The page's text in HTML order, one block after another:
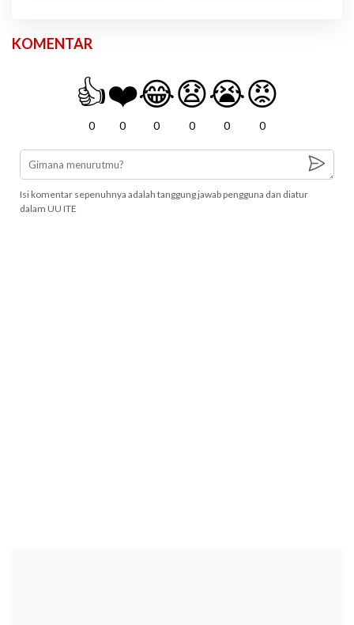
KOMENTAR
👍
0
❤️
0
😂
0
😧
0
😭
0
😡
0
Isi komentar sepenuhnya adalah tanggung jawab pengguna dan diatur
dalam UU ITE